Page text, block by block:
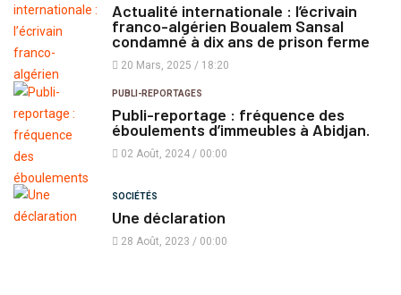
Actualité internationale : l’écrivain
franco-algérien Boualem Sansal
condamné à dix ans de prison ferme
20 Mars, 2025 / 18:20
PUBLI-REPORTAGES
Publi-reportage : fréquence des
éboulements d’immeubles à Abidjan.
02 Août, 2024 / 00:00
SOCIÉTÉS
Une déclaration
28 Août, 2023 / 00:00